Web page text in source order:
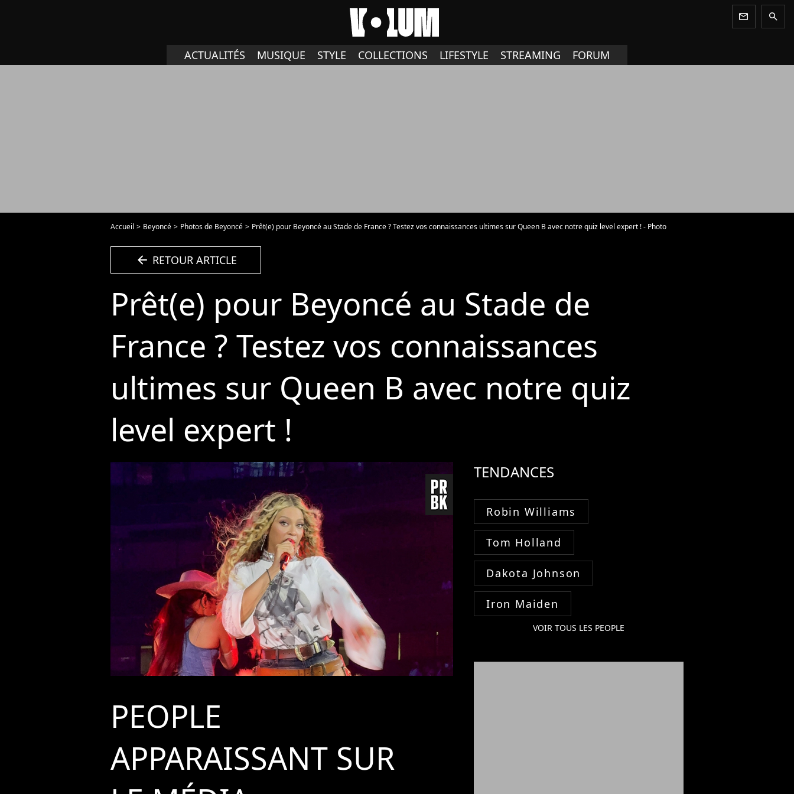
newsletter search
ACTUALITÉS MUSIQUE STYLE COLLECTIONS LIFESTYLE STREAMING FORUM
Accueil Beyoncé Photos de Beyoncé Prêt(e) pour Beyoncé au Stade de France ? Testez vos connaissances ultimes sur Queen B avec notre quiz level expert ! - Photo
arrow_left RETOUR ARTICLE
Prêt(e) pour Beyoncé au Stade de
France ? Testez vos connaissances
ultimes sur Queen B avec notre quiz
level expert !
PEOPLE
APPARAISSANT SUR
TENDANCES
Robin Williams
Tom Holland
Dakota Johnson
Iron Maiden
VOIR TOUS LES PEOPLE